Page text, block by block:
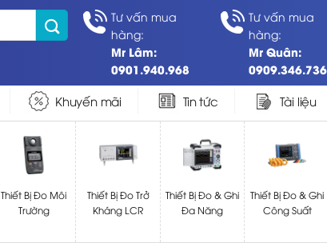
Tư vấn mua
hàng:
Mr Lâm:
0901.940.968
Tư vấn mua
hàng:
Mr Quân:
0909.346.736
Khuyến mãi Tin tức Tài liệu
Thiết Bị Đo Môi
Trường
Thiết Bị Đo Trở
Kháng LCR
Thiết Bị Đo & Ghi
Đa Năng
Thiết Bị Đo & Ghi
Công Suất